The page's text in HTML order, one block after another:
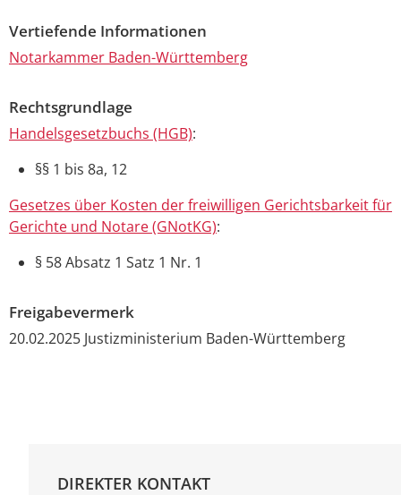
Vertiefende Informationen
Notarkammer Baden-Württemberg
Rechtsgrundlage
Handelsgesetzbuchs (HGB):
§§ 1 bis 8a, 12
Gesetzes über Kosten der freiwilligen Gerichtsbarkeit für
Gerichte und Notare (GNotKG):
§ 58 Absatz 1 Satz 1 Nr. 1
Freigabevermerk
20.02.2025 Justizministerium Baden-Württemberg
DIREKTER KONTAKT